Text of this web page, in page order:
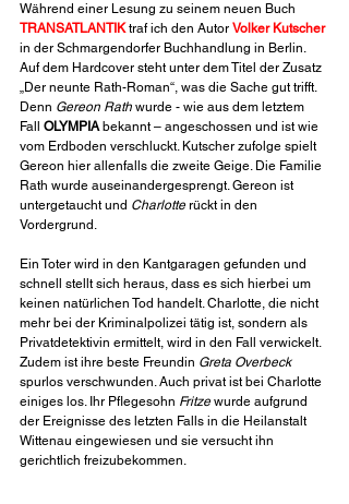
Während einer Lesung zu seinem neuen Buch
TRANSATLANTIK traf ich den Autor Volker Kutscher
in der Schmargendorfer Buchhandlung in Berlin.
Auf dem Hardcover steht unter dem Titel der Zusatz
„Der neunte Rath-Roman“, was die Sache gut trifft.
Denn Gereon Rath wurde - wie aus dem letztem
Fall OLYMPIA bekannt – angeschossen und ist wie
vom Erdboden verschluckt. Kutscher zufolge spielt
Gereon hier allenfalls die zweite Geige. Die Familie
Rath wurde auseinandergesprengt. Gereon ist
untergetaucht und Charlotte rückt in den
Vordergrund.
Ein Toter wird in den Kantgaragen gefunden und
schnell stellt sich heraus, dass es sich hierbei um
keinen natürlichen Tod handelt. Charlotte, die nicht
mehr bei der Kriminalpolizei tätig ist, sondern als
Privatdetektivin ermittelt, wird in den Fall verwickelt.
Zudem ist ihre beste Freundin Greta Overbeck
spurlos verschwunden. Auch privat ist bei Charlotte
einiges los. Ihr Pflegesohn Fritze wurde aufgrund
der Ereignisse des letzten Falls in die Heilanstalt
Wittenau eingewiesen und sie versucht ihn
gerichtlich freizubekommen.